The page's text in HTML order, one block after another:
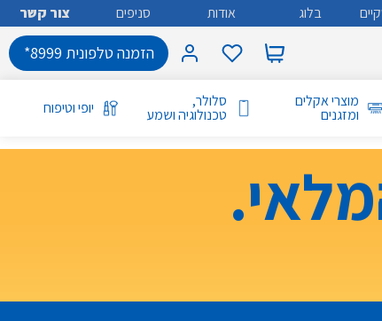
בלוג אודות סניפים צור קשר
הזמנה טלפונית 8999*
מוצרי אקלים
ומזגנים
סלולר,
טכנולוגיה ושמע יופי וטיפוח